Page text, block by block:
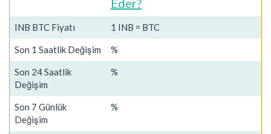
INB BTC Fiyatı 1 INB = BTC
Son 1 Saatlik Değişim %
Son 24 Saatlik
Değişim
%
Son 7 Günlük
Değişim
%